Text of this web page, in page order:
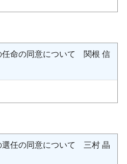
任命の同意について 関根 信
選任の同意について 三村 晶